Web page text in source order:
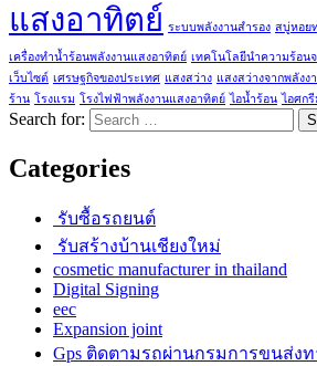
แสงอาทิตย์ ระบบพลังงานสำรอง สบู่หอย
เครื่องทำน้ำร้อนพลังงานแสงอาทิตย์ เทคโนโลยีนำความร้อน
เว็บไซต์ เศรษฐกิจของประเทศ แสงสว่าง แสงสว่างจากพลังง
ร้าน โรงแรม โรงไฟฟ้าพลังงานแสงอาทิตย์ ไอน้ำร้อน ไอศกรี
Search for:
Categories
รับซื้อรถยนต์
รับสร้างบ้านเชียงใหม่
cosmetic manufacturer in thailand
Digital Signing
eec
Expansion joint
Gps ติดตามรถผ่านกรมการขนส่งท